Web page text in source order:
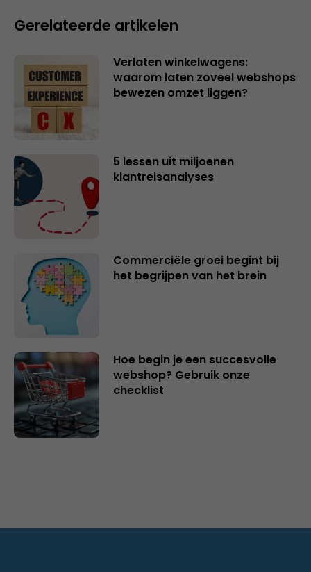
Gerelateerde artikelen
Verlaten winkelwagens:
waarom laten zoveel webshops
bewezen omzet liggen?
5 lessen uit miljoenen
klantreisanalyses
Commerciële groei begint bij
het begrijpen van het brein
Hoe begin je een succesvolle
webshop? Gebruik onze
checklist